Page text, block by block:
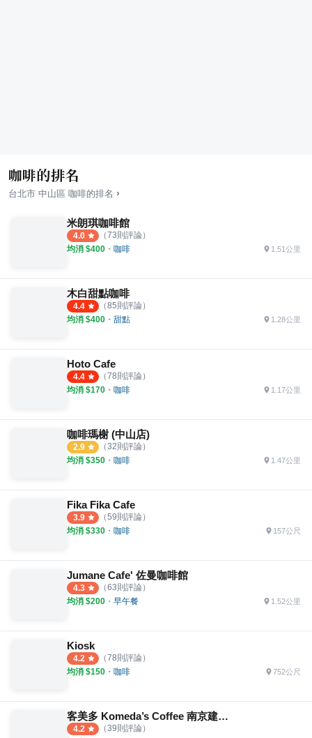
咖啡的排名
台北市 中山區 咖啡的排名 ›
米朗琪咖啡館
4.0 （73則評論）
均消 $400 ・ 咖啡 1.51公里
木白甜點咖啡
4.4 （85則評論）
均消 $400 ・ 甜點 1.28公里
Hoto Cafe
4.4 （78則評論）
均消 $170 ・ 咖啡 1.17公里
咖啡瑪榭 (中山店)
2.9 （32則評論）
均消 $350 ・ 咖啡 1.47公里
Fika Fika Cafe
3.9 （59則評論）
均消 $330 ・ 咖啡 157公尺
Jumane Cafe' 佐曼咖啡館
4.3 （63則評論）
均消 $200 ・ 早午餐 1.52公里
Kiosk
4.2 （78則評論）
均消 $150 ・ 咖啡 752公尺
客美多 Komeda’s Coffee 南京建國店
4.2 （39則評論）